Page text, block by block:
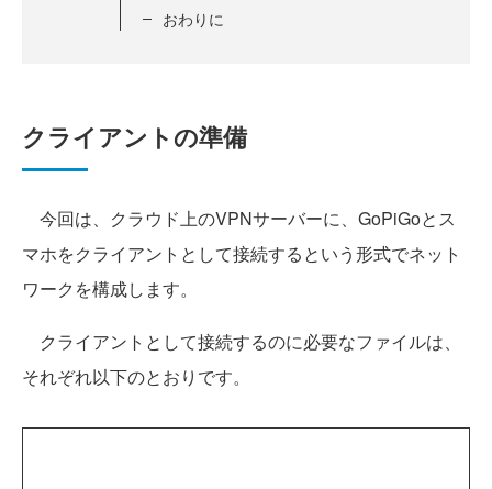
おわりに
クライアントの準備
今回は、クラウド上のVPNサーバーに、GoPiGoとス
マホをクライアントとして接続するという形式でネット
ワークを構成します。
クライアントとして接続するのに必要なファイルは、
それぞれ以下のとおりです。